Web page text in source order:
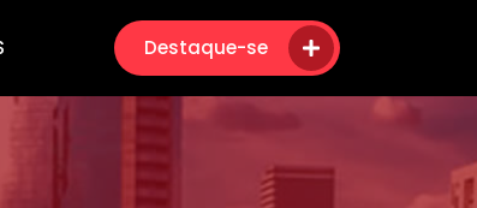
Destaque-se